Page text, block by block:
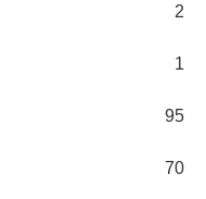
2
1
95
70